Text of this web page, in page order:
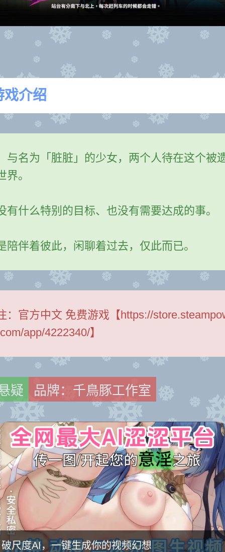
戏介绍
与名为「脏脏」的少女，两个人待在这个被
界。
有什么特别的目标、也没有需要达成的事。
陪伴着彼此，闲聊着过去，仅此而已。
： 官方中文 免费游戏【https://
app/4222340/】
疑 品牌：千鳥豚工作室
破尺度AI，一键生成你的视频幻想